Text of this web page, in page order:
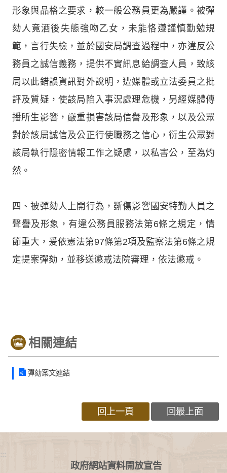
形象與品格之要求，較一般公務員更為嚴謹。被彈
劾人竟酒後失態強吻乙女，未能恪遵謹慎勤勉規
範，言行失檢，並於國安局調查過程中，亦違反公
務員之誠信義務，提供不實訊息給調查人員，致該
局以此錯誤資訊對外說明，遭媒體或立法委員之批
評及質疑，使該局陷入事況處理危機，另經媒體傳
播所生影響，嚴重損害該局信譽及形象，以及公眾
對於該局誠信及公正行使職務之信心，衍生公眾對
該局執行隱密情報工作之疑慮，以私害公，至為灼
然。
四、被彈劾人上開行為，斲傷影響國安特勤人員之
聲譽及形象，有違公務員服務法第6條之規定，情
節重大，爰依憲法第97條第2項及監察法第6條之規
定提案彈劾，並移送懲戒法院審理，依法懲戒。
相關連結
彈劾案文連結
回上一頁 回最上面
:::
政府網站資料開放宣告